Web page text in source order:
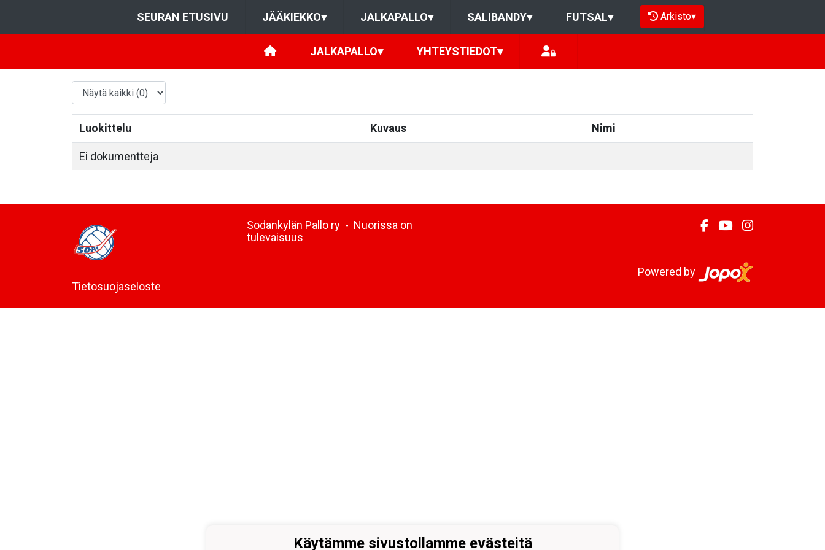
SEURAN ETUSIVU JÄÄKIEKKO▾ JALKAPALLO▾ SALIBANDY▾ FUTSAL▾ Arkisto▾
JALKAPALLO▾ YHTEYSTIEDOT▾
Luokittelu Kuvaus Nimi
Ei dokumentteja
Tietosuojaseloste
Sodankylän Pallo ry - Nuorissa on
tulevaisuus
Powered by
Käytämme sivustollamme evästeitä